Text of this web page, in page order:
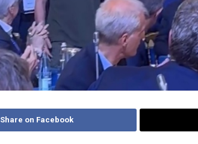
Share on Facebook